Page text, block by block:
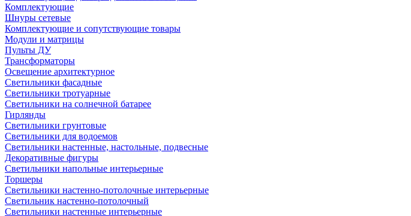
Комплектующие
Шнуры сетевые
Комплектующие и сопутствующие товары
Модули и матрицы
Пульты ДУ
Трансформаторы
Освещение архитектурное
Светильники фасадные
Светильники тротуарные
Светильники на солнечной батарее
Гирлянды
Светильники грунтовые
Светильники для водоемов
Светильники настенные, настольные, подвесные
Декоративные фигуры
Светильники напольные интерьерные
Торшеры
Светильники настенно-потолочные интерьерные
Светильник настенно-потолочный
Светильники настенные интерьерные